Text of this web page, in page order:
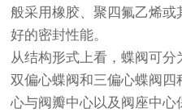
般采用橡胶、聚四氟乙烯或
好的密封性能。
从结构形式上看，蝶阀可分
双偏心蝶阀和三偏心蝶阀
心与阀瓣中心以及阀座中心